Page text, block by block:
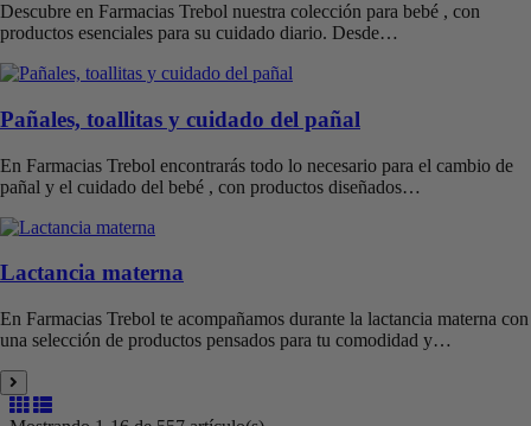
Descubre en Farmacias Trebol nuestra colección para bebé , con
productos esenciales para su cuidado diario. Desde…
Pañales, toallitas y cuidado del pañal
En Farmacias Trebol encontrarás todo lo necesario para el cambio de
pañal y el cuidado del bebé , con productos diseñados…
Lactancia materna
En Farmacias Trebol te acompañamos durante la lactancia materna con
una selección de productos pensados para tu comodidad y…